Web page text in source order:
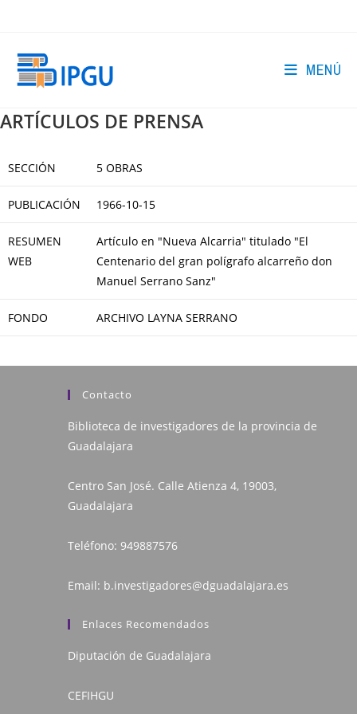
MENÚ
ARTÍCULOS DE PRENSA
SECCIÓN 5 OBRAS
PUBLICACIÓN 1966-10-15
RESUMEN
WEB
Artículo en "Nueva Alcarria" titulado "El
Centenario del gran polígrafo alcarreño don
Manuel Serrano Sanz"
FONDO ARCHIVO LAYNA SERRANO
Contacto
Biblioteca de investigadores de la provincia de
Guadalajara
Centro San José. Calle Atienza 4, 19003,
Guadalajara
Teléfono: 949887576
Email: b.investigadores@dguadalajara.es
Enlaces Recomendados
Diputación de Guadalajara
CEFIHGU